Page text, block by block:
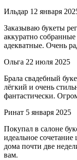
Ильдар 12 января
Заказываю букеты
аккуратно
адекватные. Очень
Ольга 22 июля 2025
Брала свадебный
лёгкий и очень
фантастически.
Ринат 5 января 2025
Покупал в салоне
идеальное
дома почти две
вам.